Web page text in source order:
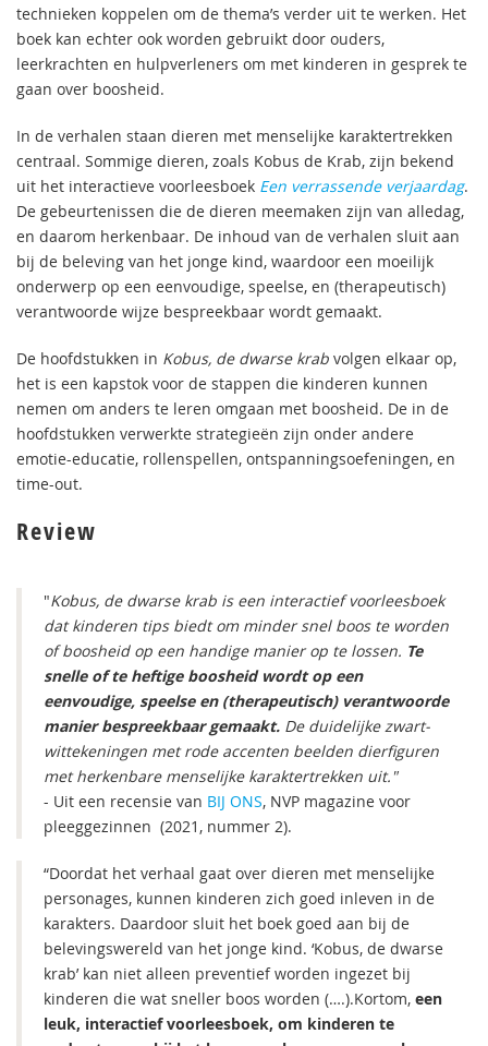
technieken koppelen om de thema’s verder uit te werken. Het
boek kan echter ook worden gebruikt door ouders,
leerkrachten en hulpverleners om met kinderen in gesprek te
gaan over boosheid.
In de verhalen staan dieren met menselijke karaktertrekken
centraal. Sommige dieren, zoals Kobus de Krab, zijn bekend
uit het interactieve voorleesboek Een verrassende verjaardag.
De gebeurtenissen die de dieren meemaken zijn van alledag,
en daarom herkenbaar. De inhoud van de verhalen sluit aan
bij de beleving van het jonge kind, waardoor een moeilijk
onderwerp op een eenvoudige, speelse, en (therapeutisch)
verantwoorde wijze bespreekbaar wordt gemaakt.
De hoofdstukken in Kobus, de dwarse krab volgen elkaar op,
het is een kapstok voor de stappen die kinderen kunnen
nemen om anders te leren omgaan met boosheid. De in de
hoofdstukken verwerkte strategieën zijn onder andere
emotie-educatie, rollenspellen, ontspanningsoefeningen, en
time-out.
Review
"Kobus, de dwarse krab is een interactief voorleesboek
dat kinderen tips biedt om minder snel boos te worden
of boosheid op een handige manier op te lossen. Te
snelle of te heftige boosheid wordt op een
eenvoudige, speelse en (therapeutisch) verantwoorde
manier bespreekbaar gemaakt. De duidelijke zwart-
wittekeningen met rode accenten beelden dierfiguren
met herkenbare menselijke karaktertrekken uit."
- Uit een recensie van BIJ ONS, NVP magazine voor
pleeggezinnen (2021, nummer 2).
“Doordat het verhaal gaat over dieren met menselijke
personages, kunnen kinderen zich goed inleven in de
karakters. Daardoor sluit het boek goed aan bij de
belevingswereld van het jonge kind. ‘Kobus, de dwarse
krab’ kan niet alleen preventief worden ingezet bij
kinderen die wat sneller boos worden (….).Kortom, een
leuk, interactief voorleesboek, om kinderen te